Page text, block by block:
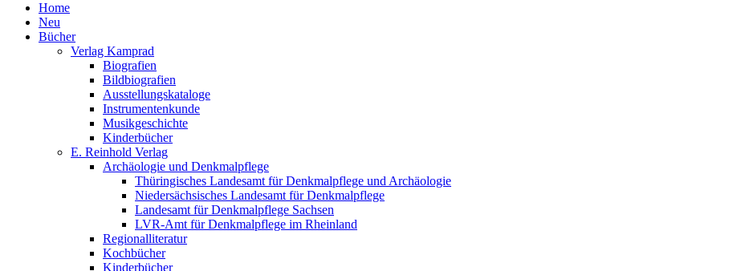
Home
Neu
Bücher
Verlag Kamprad
Biografien
Bildbiografien
Ausstellungskataloge
Instrumentenkunde
Musikgeschichte
Kinderbücher
E. Reinhold Verlag
Archäologie und Denkmalpflege
Thüringisches Landesamt für Denkmalpflege und Archäologie
Niedersächsisches Landesamt für Denkmalpflege
Landesamt für Denkmalpflege Sachsen
LVR-Amt für Denkmalpflege im Rheinland
Regionalliteratur
Kochbücher
Kinderbücher